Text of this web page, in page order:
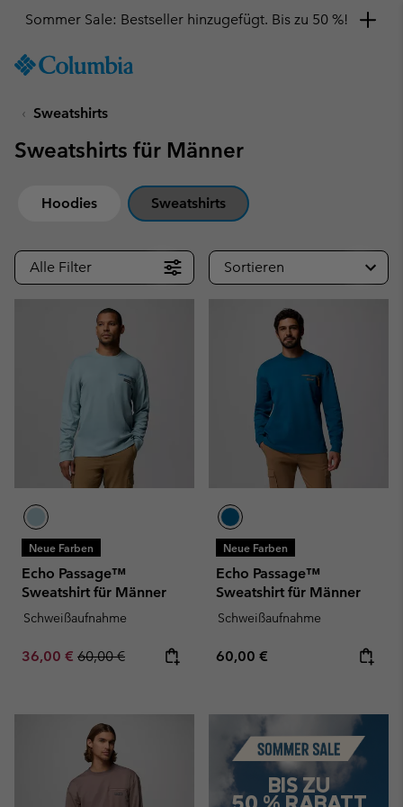
TO
SKIP
MAIN
SKIP
Sommer Sale: Bestseller hinzugefügt. Bis zu 50 %!
Sweatshirts
Sweatshirts für Männer
Hoodies Sweatshirts
Alle Filter Sortieren
Neue Farben
Echo Passage™
Sweatshirt für Männer
Schweißaufnahme
Sale price:
36,00 € Regular price:
60,00 €
Neue Farben
Echo Passage™
Sweatshirt für Männer
Schweißaufnahme
Regular price:
60,00 €
Summer Sale
BIS ZU